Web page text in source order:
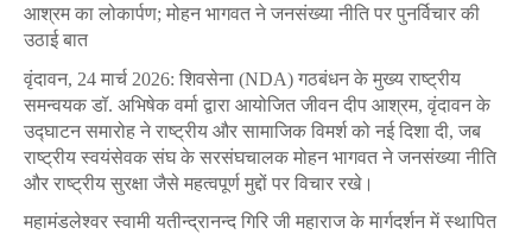
आश्रम का लोकार्पण; मोहन भागवत ने जनसंख्या नीति पर पुनर्विचार की
उठाई बात
वृंदावन, 24 मार्च 2026: शिवसेना (NDA) गठबंधन के मुख्य राष्ट्रीय
समन्वयक डॉ. अभिषेक वर्मा द्वारा आयोजित जीवन दीप आश्रम, वृंदावन के
उद्घाटन समारोह ने राष्ट्रीय और सामाजिक विमर्श को नई दिशा दी, जब
राष्ट्रीय स्वयंसेवक संघ के सरसंघचालक मोहन भागवत ने जनसंख्या नीति
और राष्ट्रीय सुरक्षा जैसे महत्वपूर्ण मुद्दों पर विचार रखे।
महामंडलेश्वर स्वामी यतीन्द्रानन्द गिरि जी महाराज के मार्गदर्शन में स्थापित